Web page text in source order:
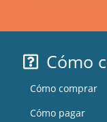
Cómo
Cómo comprar
Cómo pagar